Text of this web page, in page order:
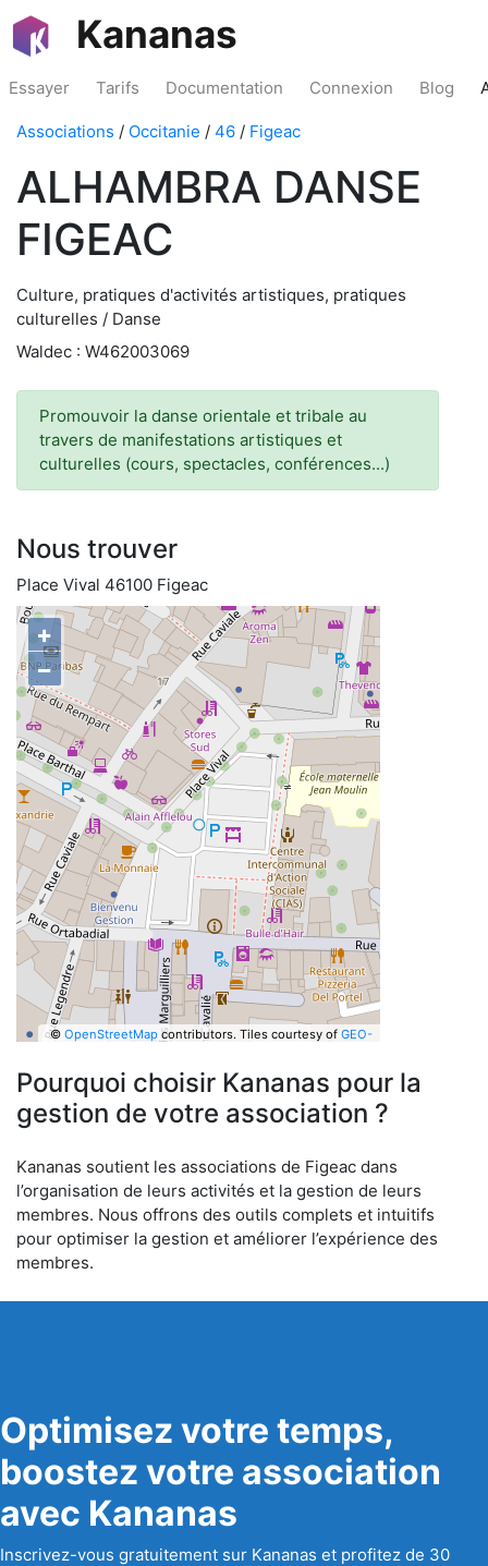
Kananas
Essayer Tarifs Documentation Connexion Blog
Associations / Occitanie / 46 / Figeac
ALHAMBRA DANSE
FIGEAC
Culture, pratiques d'activités artistiques, pratiques
culturelles / Danse
Waldec : W462003069
Promouvoir la danse orientale et tribale au
travers de manifestations artistiques et
culturelles (cours, spectacles, conférences...)
Nous trouver
Place Vival 46100 Figeac
+
−
© OpenStreetMapcontributors. Tiles courtesy of GEO-
Pourquoi choisir Kananas pour la
gestion de votre association ?
Kananas soutient les associations de Figeac dans
l’organisation de leurs activités et la gestion de leurs
membres. Nous offrons des outils complets et intuitifs
pour optimiser la gestion et améliorer l’expérience des
membres.
Optimisez votre temps,
boostez votre association
avec Kananas
Inscrivez-vous gratuitement sur Kananas et profitez de 30